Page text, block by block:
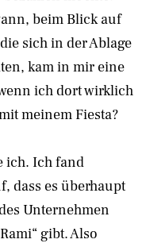
beim Blick auf
sich in der Ablage
kam in mir eine
ich dort wirklich
meinem Fiesta?
ich. Ich fand
dass es überhaupt
Unternehmen
gibt. Also